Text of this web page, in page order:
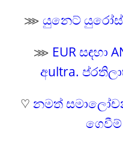
⋙ යුනෙට් යුරෝස්
⋙ EUR සඳහා
අultra.
♡නමත්